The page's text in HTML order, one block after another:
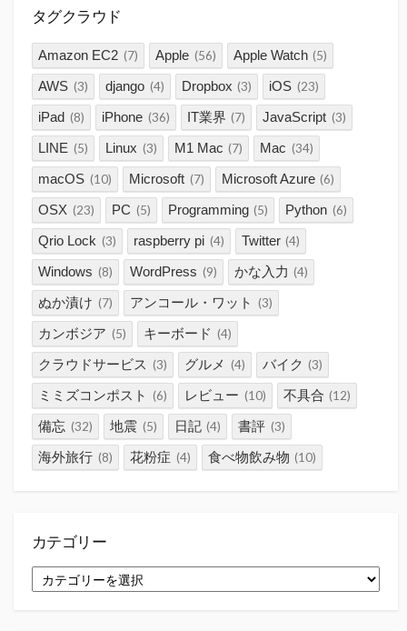
タグクラウド
Amazon EC2 (7) Apple (56) Apple Watch (5)
AWS (3) django (4) Dropbox (3) iOS (23)
iPad (8) iPhone (36) IT業界 (7) JavaScript (3)
LINE (5) Linux (3) M1 Mac (7) Mac (34)
macOS (10) Microsoft (7) Microsoft Azure (6)
OSX (23) PC (5) Programming (5) Python (6)
Qrio Lock (3) raspberry pi (4) Twitter (4)
Windows (8) WordPress (9) かな入力 (4)
ぬか漬け (7) アンコール・ワット (3)
カンボジア (5) キーボード (4)
クラウドサービス (3) グルメ (4) バイク (3)
ミミズコンポスト (6) レビュー (10) 不具合 (12)
備忘 (32) 地震 (5) 日記 (4) 書評 (3)
海外旅行 (8) 花粉症 (4) 食べ物飲み物 (10)
カテゴリー
テ